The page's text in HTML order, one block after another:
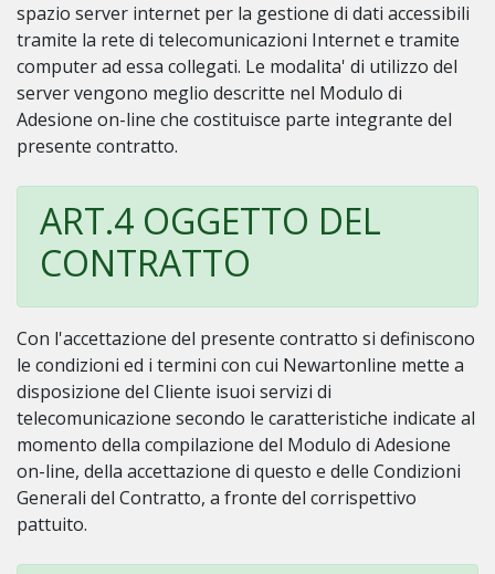
spazio server internet per la gestione di dati accessibili
tramite la rete di telecomunicazioni Internet e tramite
computer ad essa collegati. Le modalita' di utilizzo del
server vengono meglio descritte nel Modulo di
Adesione on-line che costituisce parte integrante del
presente contratto.
ART.4 OGGETTO DEL
CONTRATTO
Con l'accettazione del presente contratto si definiscono
le condizioni ed i termini con cui Newartonline mette a
disposizione del Cliente isuoi servizi di
telecomunicazione secondo le caratteristiche indicate al
momento della compilazione del Modulo di Adesione
on-line, della accettazione di questo e delle Condizioni
Generali del Contratto, a fronte del corrispettivo
pattuito.